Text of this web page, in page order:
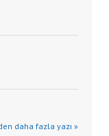
daha fazla yazı »